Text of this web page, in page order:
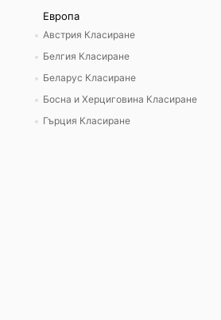
Европа
Австрия Класиране
Белгия Класиране
Беларус Класиране
Босна и Херциговина Класиране
Гърция Класиране